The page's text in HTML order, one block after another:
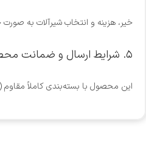
خیر، هزینه و انتخاب شیرآلات به
۵. شرایط ارسال و ضمانت محصول چگونه است؟
این محصول با بسته‌بندی کاملاً مقاوم (دو